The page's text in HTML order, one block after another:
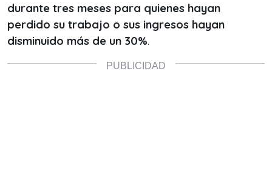
durante tres meses para quienes hayan
perdido su trabajo o sus ingresos hayan
disminuido más de un 30%.